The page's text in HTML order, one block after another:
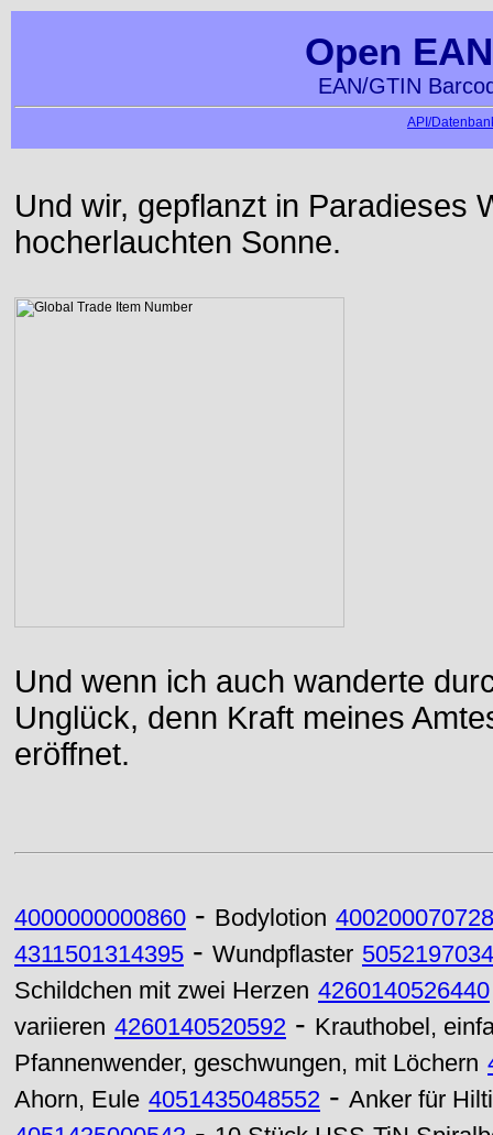
Open
EAN/GTIN
API/
Und wir, gepflanzt in Paradieses
hocherlauchten Sonne.
Und wenn ich auch wanderte
Unglück, denn Kraft meines
eröffnet.
4000000000860 - Bodylotion
4311501314395 - Wundpflaster
Schildchen mit zwei Herzen 4260140526440
variieren 4260140520592 - Krauthobel,
Pfannenwender, geschwungen, mit Löchern
Ahorn, Eule 4051435048552 - Anker für